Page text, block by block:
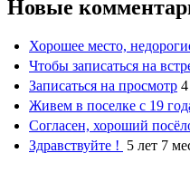
Новые
Хорошее место,
Чтобы записаться на
Записаться на просмотр
Живем в поселке с 19
Согласен, хороший
Здравствуйте ! 5 лет 7